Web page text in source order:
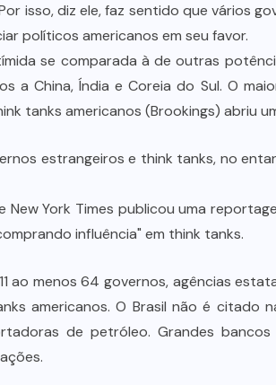
isso, diz ele, faz sentido que vários
políticos americanos em seu favor.
se comparada à de outras
a China, Índia e Coreia do Sul. O
tanks americanos (Brookings) abriu
estrangeiros e think tanks, no
New York Times publicou uma
influência" em think tanks.
ao menos 64 governos, agências
americanos. O Brasil não é citado
de petróleo. Grandes